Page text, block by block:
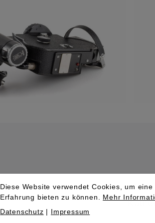
Diese Website verwendet Cookies, um
Erfahrung bieten zu können. Mehr
Datenschutz | Impressum